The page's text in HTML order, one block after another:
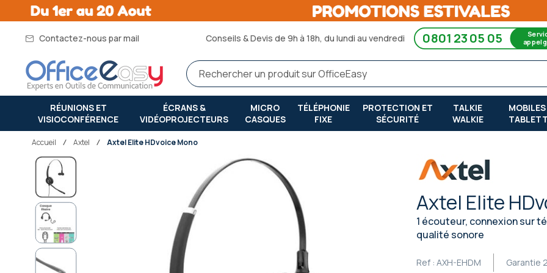
Contactez-nous par mail Conseils & Devis de 9h à 18h, du lundi au vendredi 0801 23 05 05 appel
RÉUNIONS ET
VISIOCONFÉRENCE
ÉCRANS &
VIDÉOPROJECTEURS
MICRO
CASQUES
TÉLÉPHONIE
FIXE
PROTECTION ET
SÉCURITÉ
TALKIE
WALKIE
Accueil axtel Axtel Elite HDvoice Mono
Axtel Elite
1 écouteur, connexion sur
qualité sonore
Garantie
Ref : AXH-EHDM
Passer
fin
de
galerie
d’images